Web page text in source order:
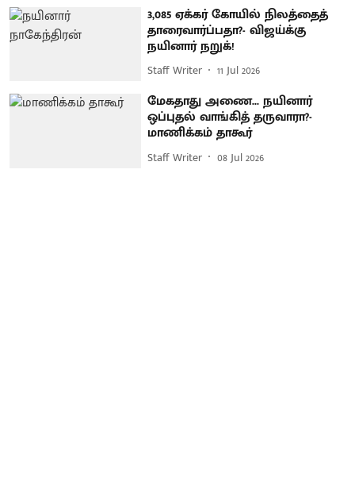
3,085 ஏக்கர் கோயில் நிலத்தைத்
தாரைவார்ப்பதா?- விஜய்க்கு
நயினார் நறுக்!
Staff Writer 11 Jul 2026
மேகதாது அணை... நயினார்
ஒப்புதல் வாங்கித் தருவாரா?-
மாணிக்கம் தாகூர்
Staff Writer 08 Jul 2026